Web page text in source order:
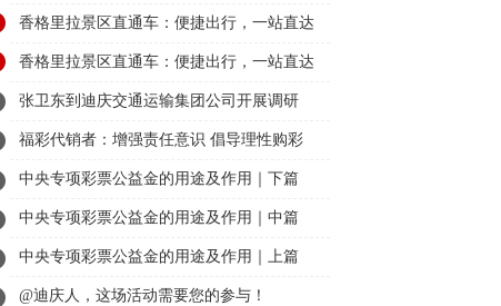
审通过人员名单公示
香格里拉景区直通车：便捷出行，一站直达
美景
香格里拉景区直通车：便捷出行，一站直达
美景
张卫东到迪庆交通运输集团公司开展调研
福彩代销者：增强责任意识 倡导理性购彩
中央专项彩票公益金的用途及作用｜下篇
中央专项彩票公益金的用途及作用｜中篇
中央专项彩票公益金的用途及作用｜上篇
@迪庆人，这场活动需要您的参与！